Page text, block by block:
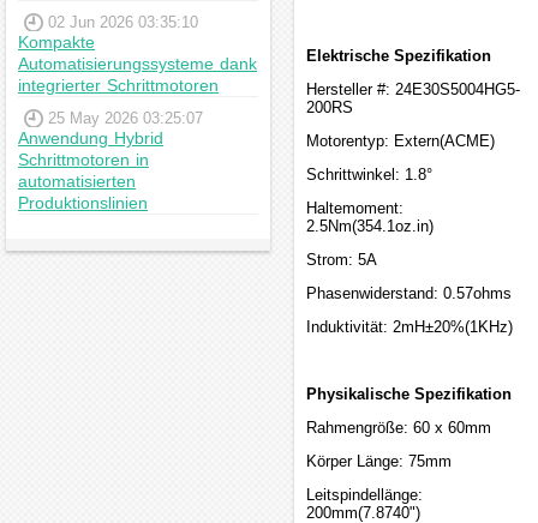
02 Jun 2026 03:35:10
Kompakte
Automatisierungssysteme dank
integrierter Schrittmotoren
25 May 2026 03:25:07
Anwendung Hybrid
Schrittmotoren in
automatisierten
Produktionslinien
Elektrische Spezifikation
Hersteller #: 24E30S5004HG5-
200RS
Motorentyp: Extern(ACME)
Schrittwinkel: 1.8°
Haltemoment:
2.5Nm(354.1oz.in)
Strom: 5A
Phasenwiderstand: 0.57ohms
Induktivität: 2mH±20%(1KHz)
Physikalische Spezifikation
Rahmengröße: 60 x 60mm
Körper Länge: 75mm
Leitspindellänge:
200mm(7.8740")